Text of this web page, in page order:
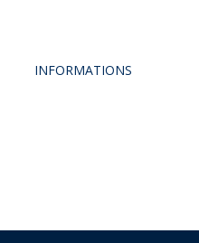
INFORMATIONS